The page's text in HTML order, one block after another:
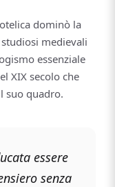
dominò la
medievali
essenziale
XIX secolo che
suo quadro.
essere
senza